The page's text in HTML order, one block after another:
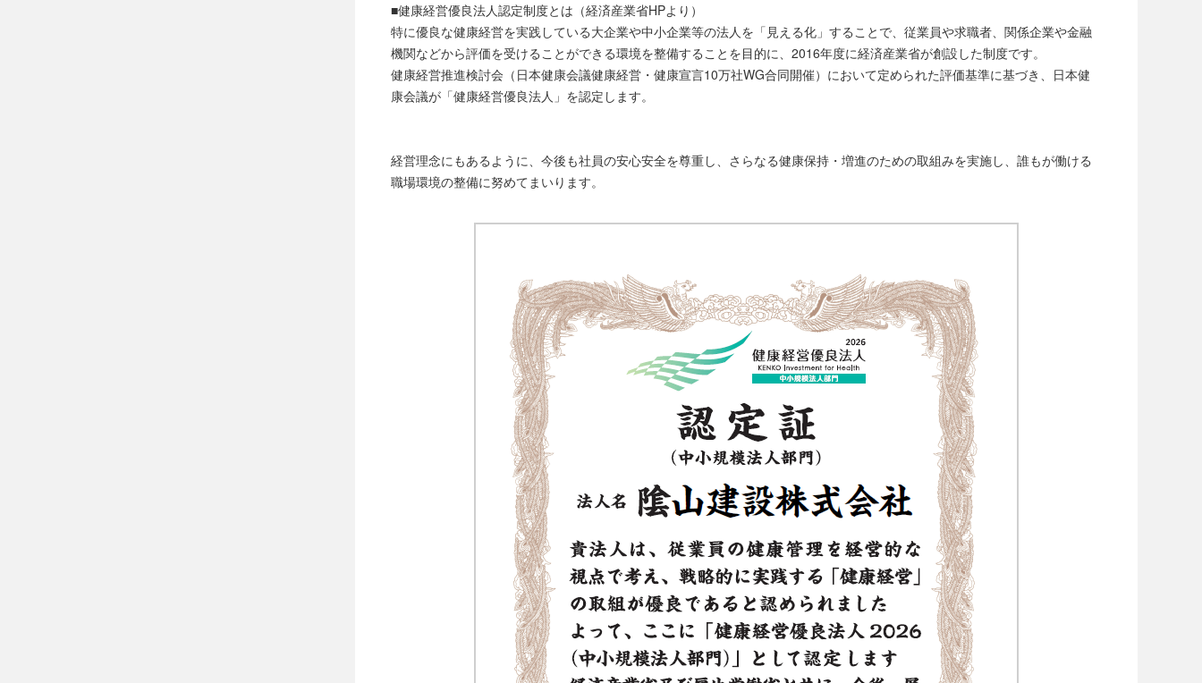
■健康経営優良法人認定制度とは（経済産業省HPより）
特に優良な健康経営を実践している大企業や中小企業等の法人を「見える化」することで、従業員や求職者、関係企業や金融
機関などから評価を受けることができる環境を整備することを目的に、2016年度に経済産業省が創設した制度です。
健康経営推進検討会（日本健康会議健康経営・健康宣言10万社WG合同開催）において定められた評価基準に基づき、日本健
康会議が「健康経営優良法人」を認定します。
経営理念にもあるように、今後も社員の安心安全を尊重し、さらなる健康保持・増進のための取組みを実施し、誰もが働ける
職場環境の整備に努めてまいります。